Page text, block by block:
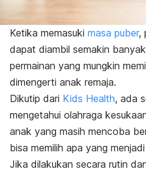
Ketika memasuki masa puber,
dapat diambil semakin
permainan yang mungkin
dimengerti anak remaja.
Dikutip dari Kids Health, ada
mengetahui olahraga
anak yang masih mencoba
bisa memilih apa yang
Jika dilakukan secara rutin